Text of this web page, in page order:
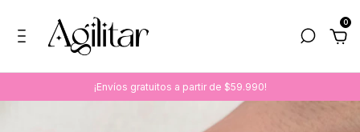
0
¡Envíos gratuitos a partir de $59.990!